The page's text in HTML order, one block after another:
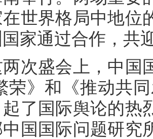
世界格局中地位
家通过合作，共
盛会上，中国
荣》和《推动共
了国际舆论的热
国国际问题研究